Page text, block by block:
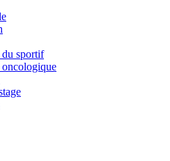
du sportif